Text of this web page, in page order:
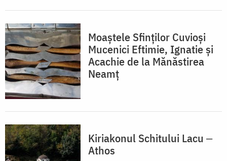
Moaștele Sfinților Cuvioși
Mucenici Eftimie, Ignatie și
Acachie de la Mănăstirea
Neamț
Kiriakonul Schitului Lacu ‒
Athos